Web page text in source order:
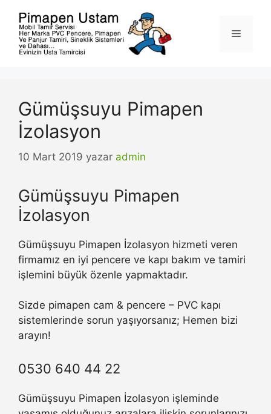
Menü
Gümüşsuyu Pimapen
İzolasyon
10 Mart 2019 yazar admin
Gümüşsuyu Pimapen
İzolasyon
Gümüşsuyu Pimapen İzolasyon hizmeti veren
firmamız en iyi pencere ve kapı bakım ve tamiri
işlemini büyük özenle yapmaktadır.
Sizde pimapen cam & pencere – PVC kapı
sistemlerinde sorun yaşıyorsanız; Hemen bizi
arayın!
0530 640 44 22
Gümüşsuyu Pimapen İzolasyon işleminde